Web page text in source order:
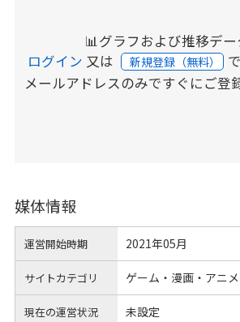
📊グラフおよび推移デー
ログイン 又は 新規登録（無料）
メールアドレスのみですぐにご登
媒体情報
運営開始時期 2021年05月
サイトカテゴリ ゲーム・漫画・アニメ
現在の運営状況 未設定